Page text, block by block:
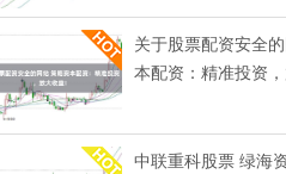
关于股票配资安全
本配资：精准投资，
中联重科股票 绿海